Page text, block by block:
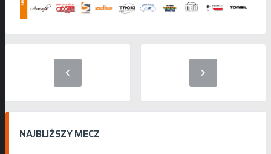
NAJBLIŻSZY MECZ